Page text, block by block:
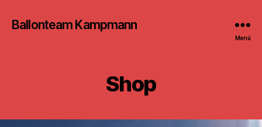
Ballonteam Kampmann
Menü
Shop